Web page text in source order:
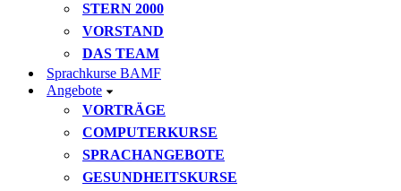
STERN 2000
VORSTAND
DAS TEAM
Sprachkurse BAMF
Angebote
VORTRÄGE
COMPUTERKURSE
SPRACHANGEBOTE
GESUNDHEITSKURSE